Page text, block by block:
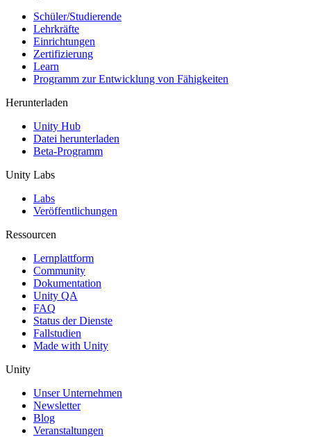
Schüler/Studierende
Lehrkräfte
Einrichtungen
Zertifizierung
Learn
Programm zur Entwicklung von Fähigkeiten
Herunterladen
Unity Hub
Datei herunterladen
Beta-Programm
Unity Labs
Labs
Veröffentlichungen
Ressourcen
Lernplattform
Community
Dokumentation
Unity QA
FAQ
Status der Dienste
Fallstudien
Made with Unity
Unity
Unser Unternehmen
Newsletter
Blog
Veranstaltungen